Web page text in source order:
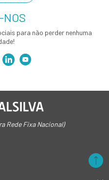
NOS
para não perder nenhuma
Rede Fixa Nacional)